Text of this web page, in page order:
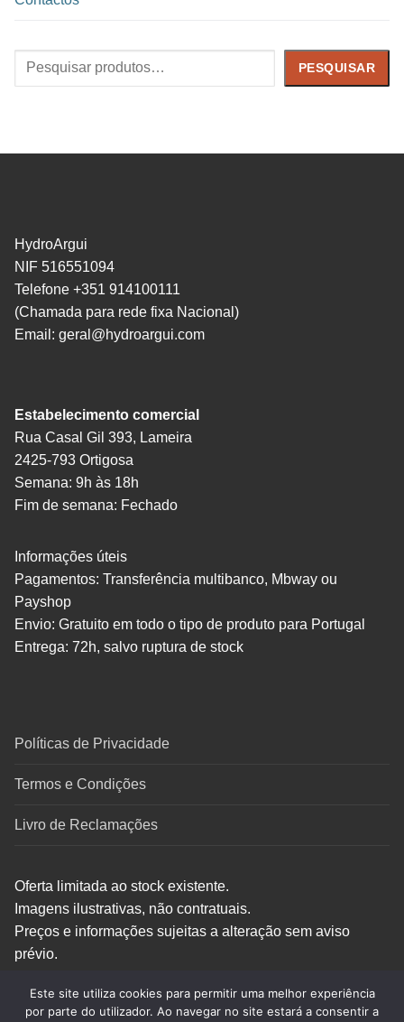
Pesquisar PESQUISAR
HydroArgui
NIF 516551094
Telefone +351 914100111
(Chamada para rede fixa Nacional)
Email: geral@hydroargui.com
Estabelecimento comercial
Rua Casal Gil 393, Lameira
2425-793 Ortigosa
Semana: 9h às 18h
Fim de semana: Fechado
Informações úteis
Pagamentos: Transferência multibanco, Mbway ou
Payshop
Envio: Gratuito em todo o tipo de produto para Portugal
Entrega: 72h, salvo ruptura de stock
Políticas de Privacidade
Termos e Condições
Livro de Reclamações
Oferta limitada ao stock existente.
Imagens ilustrativas, não contratuais.
Preços e informações sujeitas a alteração sem aviso
prévio.
1
Este site utiliza cookies para permitir uma melhor experiência
por parte do utilizador. Ao navegar no site estará a consentir a